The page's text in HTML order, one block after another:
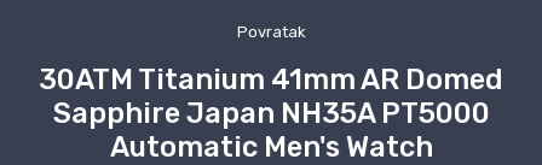
Povratak
30ATM Titanium 41mm AR Domed
Sapphire Japan NH35A PT5000
Automatic Men's Watch